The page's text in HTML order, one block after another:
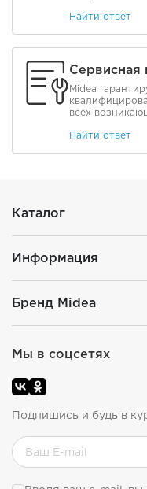
Найти ответ
Сервисная
Midea
всех
Найти ответ
Каталог
Информация
Бренд Midea
Мы в соцсетях
Подпишись и будь в